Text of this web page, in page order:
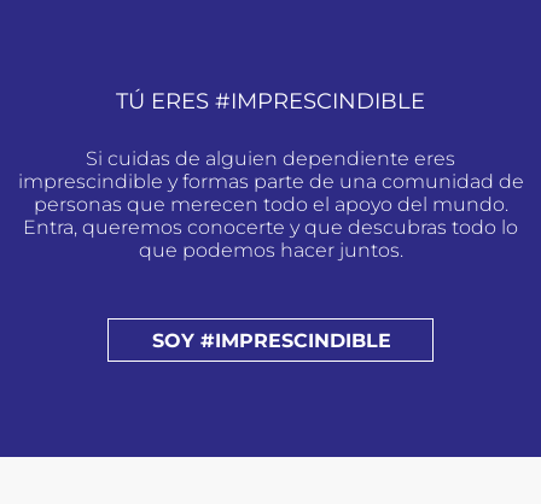
TÚ ERES #IMPRESCINDIBLE
Si cuidas de alguien dependiente eres
imprescindible y formas parte de una comunidad de
personas que merecen todo el apoyo del mundo.
Entra, queremos conocerte y que descubras todo lo
que podemos hacer juntos.
SOY #IMPRESCINDIBLE